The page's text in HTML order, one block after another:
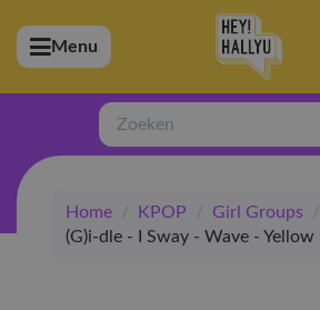
(Artiesten)
(Merchandise)
(Exclusive)
(Winkel)
Menu
Zoeken
Home / KPOP / Girl Groups /
(G)i-dle - I Sway - Wave - Yellow